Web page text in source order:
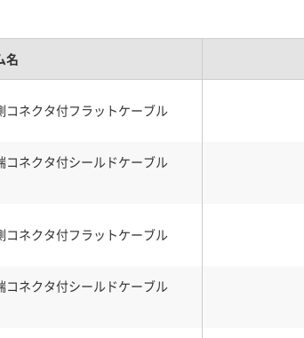
名
ネクタ付フラットケーブル
ネクタ付シールドケーブル
ネクタ付フラットケーブル
ネクタ付シールドケーブル